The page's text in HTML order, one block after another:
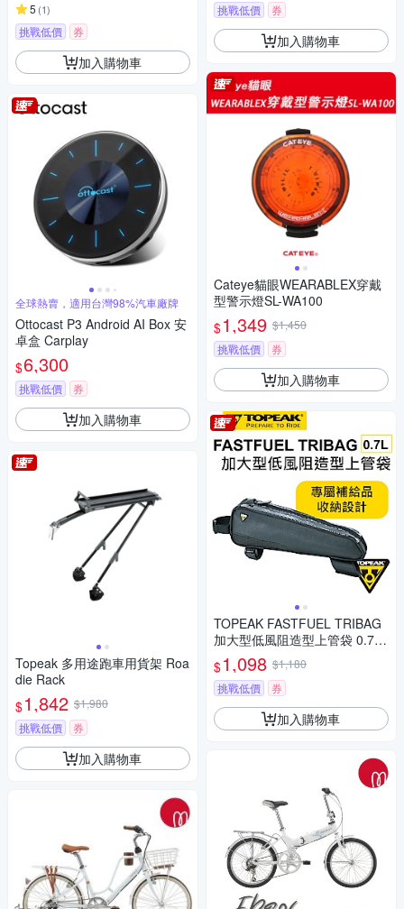
5 (1)
挑戰低價 券
加入購物車
全球熱賣，適用台灣98%汽車廠牌
Ottocast P3 Android AI Box 安
卓盒 Carplay
$6,300
挑戰低價 券
加入購物車
Topeak 多用途跑車用貨架 Roa
die Rack
$1,842 $1,980
挑戰低價
券
加入購物車
挑戰低價 券
加入購物車
Cateye貓眼WEARABLEX穿戴
型警示燈SL-WA100
$1,349 $1,450
挑戰低價
券
加入購物車
TOPEAK FASTFUEL TRIBAG
加大型低風阻造型上管袋 0.7L
(大)
$1,098 $1,180
挑戰低價
券
加入購物車